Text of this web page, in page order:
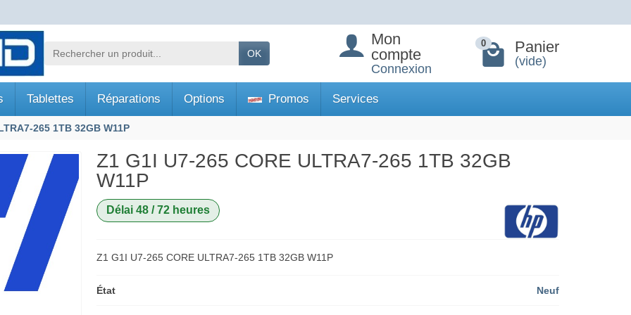
OK
Mon
compte
Connexion
0 Panier
(vide)
Tablettes Réparations Options Promos Services
265 1TB 32GB W11P
Z1 G1I U7-265 CORE ULTRA7-265 1TB 32GB
W11P
Délai 48 / 72 heures
Z1 G1I U7-265 CORE ULTRA7-265 1TB 32GB W11P
État Neuf